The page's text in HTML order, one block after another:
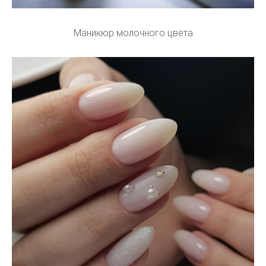
Маникюр молочного цвета